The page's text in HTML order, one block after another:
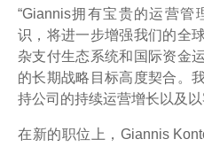
“Giannis拥有宝贵的运营
识，将进一步增强我们的全
杂支付生态系统和国际资金
的长期战略目标高度契合。
持公司的持续运营增长以及
在新的职位上，Giannis